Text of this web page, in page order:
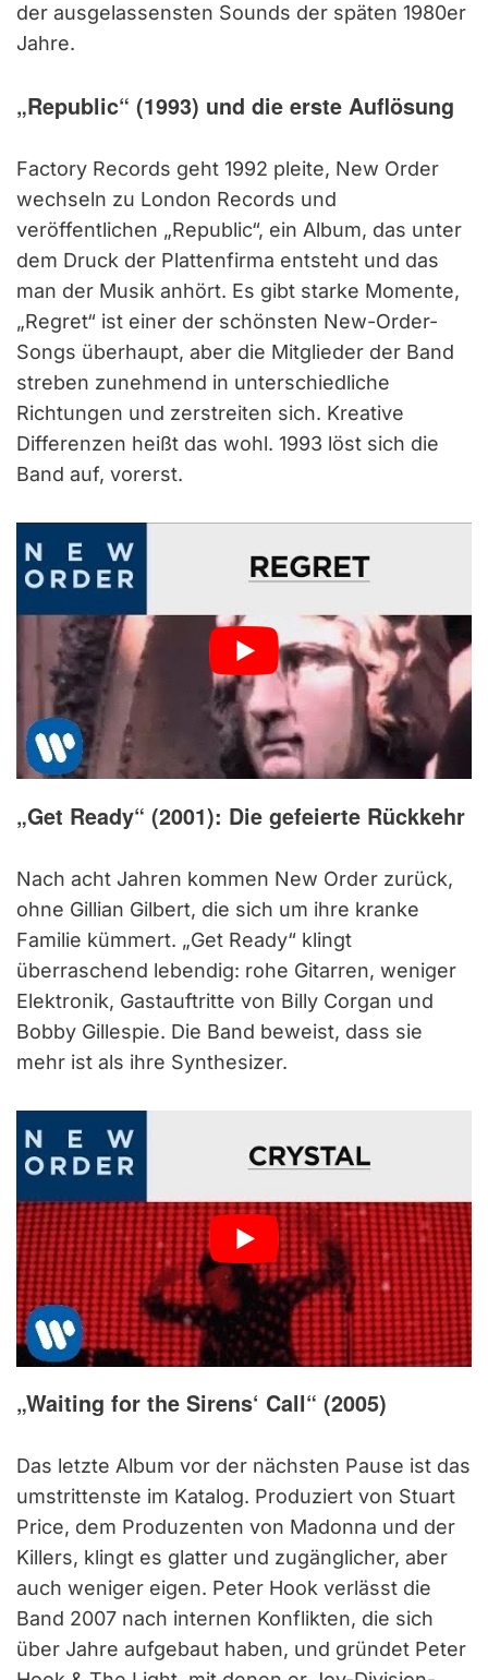
der ausgelassensten Sounds der späten 1980er
Jahre.
„Republic“ (1993) und die erste Auflösung
Factory Records geht 1992 pleite, New Order
wechseln zu London Records und
veröffentlichen „Republic“, ein Album, das unter
dem Druck der Plattenfirma entsteht und das
man der Musik anhört. Es gibt starke Momente,
„Regret“ ist einer der schönsten New-Order-
Songs überhaupt, aber die Mitglieder der Band
streben zunehmend in unterschiedliche
Richtungen und zerstreiten sich. Kreative
Differenzen heißt das wohl. 1993 löst sich die
Band auf, vorerst.
„Get Ready“ (2001): Die gefeierte Rückkehr
Nach acht Jahren kommen New Order zurück,
ohne Gillian Gilbert, die sich um ihre kranke
Familie kümmert. „Get Ready“ klingt
überraschend lebendig: rohe Gitarren, weniger
Elektronik, Gastauftritte von Billy Corgan und
Bobby Gillespie. Die Band beweist, dass sie
mehr ist als ihre Synthesizer.
„Waiting for the Sirens‘ Call“ (2005)
Das letzte Album vor der nächsten Pause ist das
umstrittenste im Katalog. Produziert von Stuart
Price, dem Produzenten von Madonna und der
Killers, klingt es glatter und zugänglicher, aber
auch weniger eigen. Peter Hook verlässt die
Band 2007 nach internen Konflikten, die sich
über Jahre aufgebaut haben, und gründet Peter